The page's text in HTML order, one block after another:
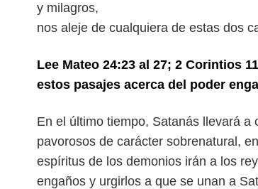
y milagros,
nos aleje de cualquiera de estas dos
Lee Mateo 24:23 al 27; 2 Corintios
estos pasajes acerca del poder
En el último tiempo, Satanás llevará a
pavorosos de carácter sobrenatural,
espíritus de los demonios irán a los
engaños y urgirlos a que se unan a